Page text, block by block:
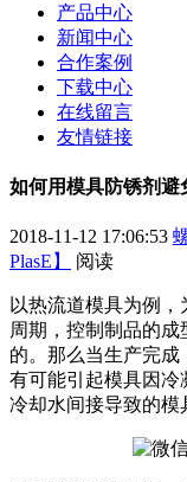
产品中心
新闻中心
合作案例
下载中心
在线留言
友情链接
如何用模具防锈剂避
2018-11-12 17:06:53
PlasE】
阅读
以热流道模具为例
周期，控制制品的
的。那么当生产完
有可能引起模具因冷
冷却水间接导致的模